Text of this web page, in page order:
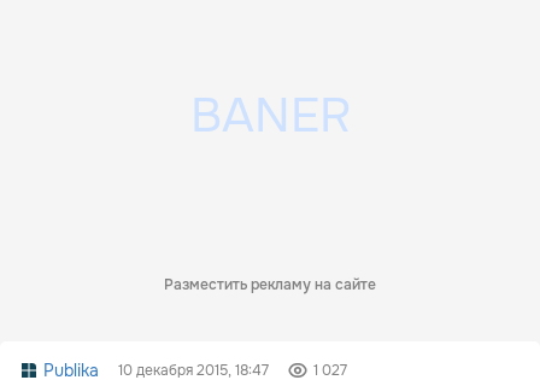
Разместить рекламу на сайте
Publika 10 декабря 2015, 18:47 1 027